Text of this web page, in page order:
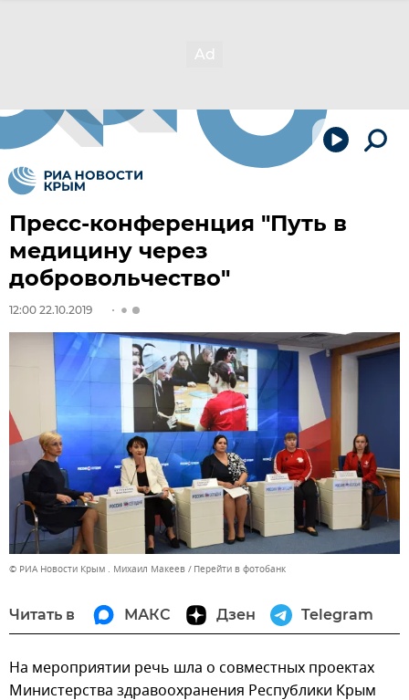
Пресс-конференция "Путь в
медицину через
добровольчество"
12:00 22.10.2019
© РИА Новости Крым . Михаил Макеев Перейти в фотобанк
Читать в МАКС Дзен Telegram
На мероприятии речь шла о совместных проектах
Министерства здравоохранения Республики Крым